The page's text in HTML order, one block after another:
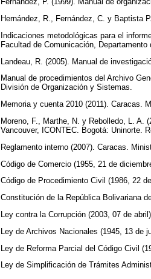
Hernández, R., Fernández, C. y Baptista
Indicaciones metodológicas para el
Facultad de Comunicación, Departamento
Landeau, R. (2005). Manual de
Manual de procedimientos del Archivo
División de Organización y Sistemas.
Memoria y cuenta 2010 (2011). Caracas.
Moreno, F., Marthe, N. y Rebolledo, L. A.
Vancouver, ICONTEC. Bogotá: Uninorte.
Reglamento interno (2007). Caracas.
Código de Comercio (1955, 21 de
Código de Procedimiento Civil (1986, 22
Constitución de la República Bolivariana
Ley contra la Corrupción (2003, 07 de
Ley de Archivos Nacionales (1945, 13 de
Ley de Reforma Parcial del Código Civil
Ley de Simplificación de Trámites